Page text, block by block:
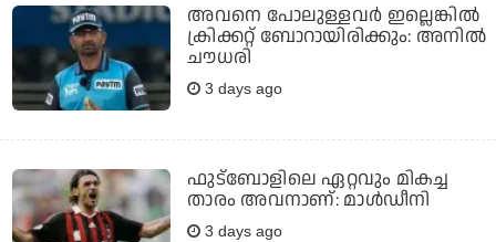
അവനെ പോലുള്ളവർ ഇല്ലെങ്കിൽ
ക്രിക്കറ്റ് ബോറായിരിക്കും: അനിൽ
ചൗധരി
3 days ago
ഫുട്‌ബോളിലെ ഏറ്റവും മികച്ച
താരം അവനാണ്: മാള്‍ഡീനി
3 days ago